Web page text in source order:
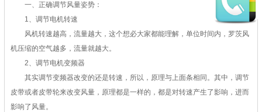
一、正确调节风量姿势：
1、调节电机转速
风机转速越高，流量越大，这个想必大家都能理解，单位时间内，罗茨风
机压缩的空气越多，流量就越大。
2、调节电机变频器
其实调节变频器改变的还是转速，所以，原理与上面条相同。其中，调节
皮带或者皮带轮来改变风量，原理都是一样的，都是对转速产生了影响，进而
影响了风量。